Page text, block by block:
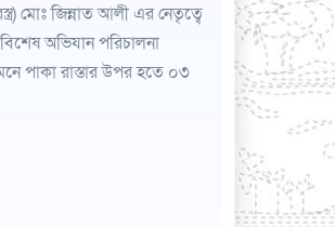
মোঃ জিন্নাত আলী এর নেতৃত্বে
অভিযান পরিচালনা
পাকা রাস্তার উপর হতে ০৩